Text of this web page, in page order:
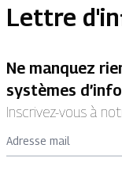
Lettre
Ne manquez
systèmes
Inscrivez-vous à
Adresse mail